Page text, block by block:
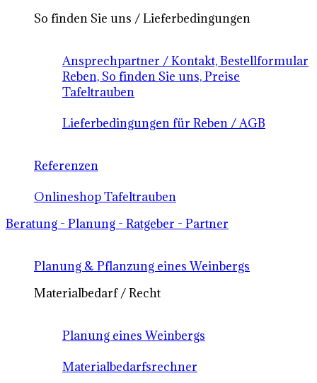
So finden Sie uns / Lieferbedingungen
Ansprechpartner / Kontakt, Bestellformular
Reben, So finden Sie uns, Preise
Tafeltrauben
Lieferbedingungen für Reben / AGB
Referenzen
Onlineshop Tafeltrauben
Beratung - Planung - Ratgeber - Partner
Planung & Pflanzung eines Weinbergs
Materialbedarf / Recht
Planung eines Weinbergs
Materialbedarfsrechner